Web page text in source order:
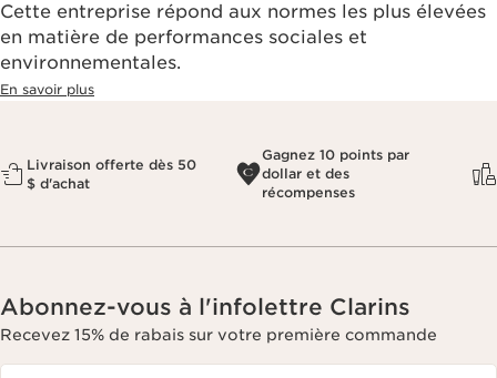
Cette entreprise répond aux normes les plus élevées
en matière de performances sociales et
environnementales.​
En savoir plus
Livraison offerte dès 50
$ d'achat
Gagnez 10 points par
dollar et des
récompenses
Abonnez-vous à l'infolettre Clarins
Recevez 15% de rabais sur votre première commande